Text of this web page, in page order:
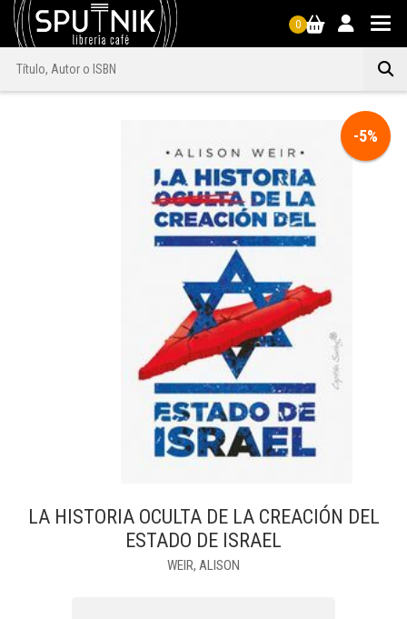
0
-5%
LA HISTORIA OCULTA DE LA CREACIÓN DEL
ESTADO DE ISRAEL
WEIR, ALISON